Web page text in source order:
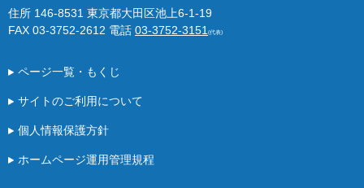
住所 146-8531 東京都大田区池上6-1-19
FAX 03-3752-2612 電話 03-3752-3151 (代表)
ページ一覧・もくじ
サイトのご利用について
個人情報保護方針
ホームページ運用管理規程